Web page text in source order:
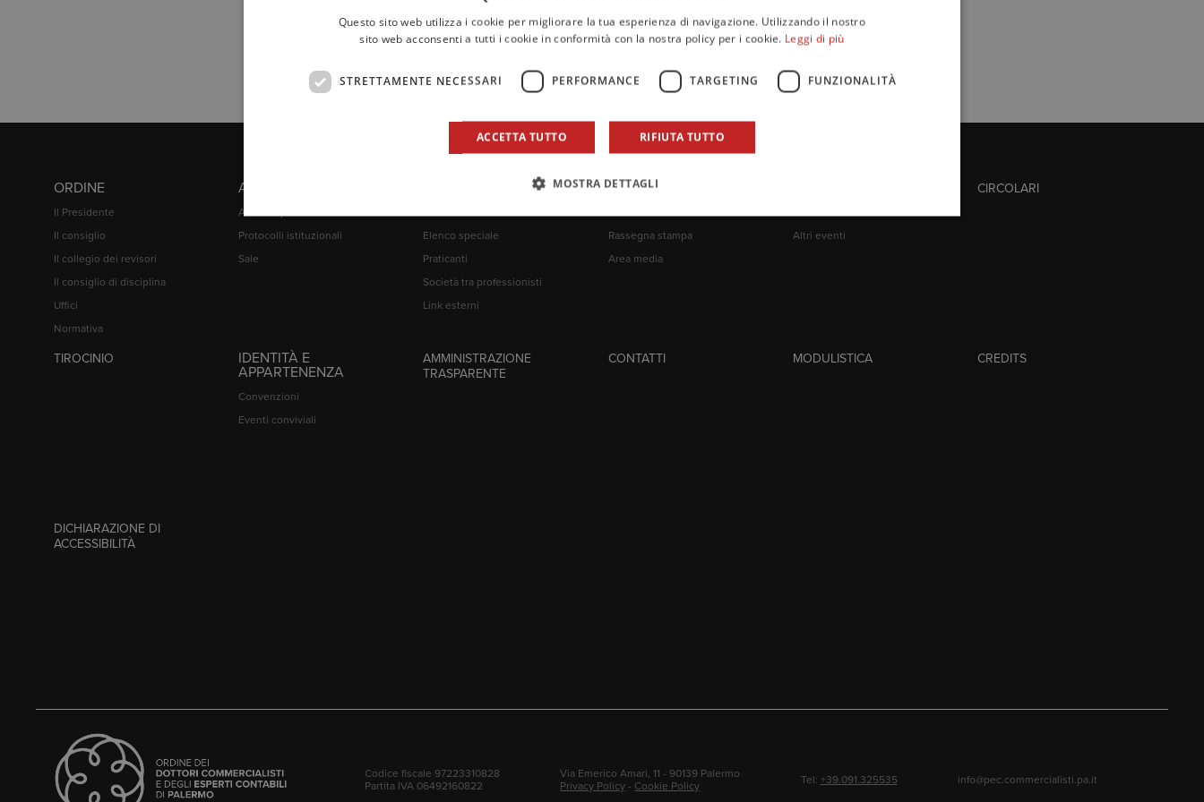
NOTE
ORDINE
Il Presidente
Il consiglio
Il collegio dei revisori
Il consiglio di disciplina
Uffici
Normativa
ATTIVITÀ
Attività sportive
Protocolli istituzionali
Sale
Elenco speciale
Praticanti
Società tra professionisti
Link esterni
COMUNICAZIONE
Rassegna stampa
Area media
Altri eventi
CIRCOLARI
TIROCINIO
IDENTITÀ E
APPARTENENZA
Convenzioni
Eventi conviviali
AMMINISTRAZIONE
TRASPARENTE
CONTATTI MODULISTICA CREDITS
DICHIARAZIONE DI
ACCESSIBILITÀ
Codice fiscale 97223310828
Partita IVA 06492160822
Via Emerico Amari, 11 - 90139 Palermo
Privacy Policy - Cookie Policy Tel: +39.091.325535 info@pec.commercialisti.pa.it
Questo sito web utilizza i cookie per migliorare la tua esperienza di navigazione. Utilizzando il nostro
sito web acconsenti a tutti i cookie in conformità con la nostra policy per i cookie. Leggi di più
STRETTAMENTE NECESSARI PERFORMANCE TARGETING FUNZIONALITÀ
ACCETTA TUTTO RIFIUTA TUTTO
MOSTRA DETTAGLI